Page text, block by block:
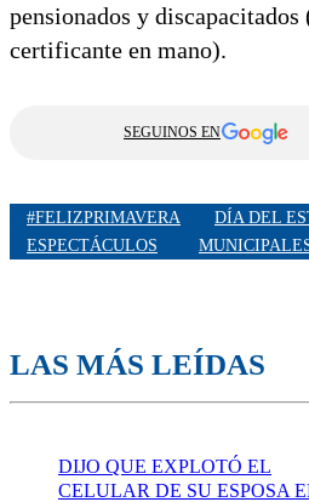
pensionados y
certificante en mano).
SEGUINOS EN
#FELIZPRIMAVERA
DÍA DEL
ESPECTÁCULOS
LAS MÁS LEÍDAS
DIJO QUE EXPLOTÓ EL
CELULAR DE SU ESPOSA